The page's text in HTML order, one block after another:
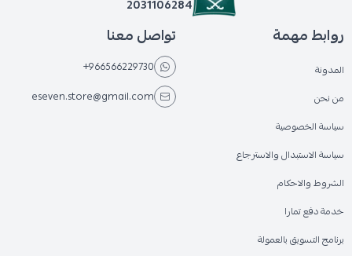
2031106284
روابط مهمة
المدونة
من نحن
سياسة الخصوصية
سياسة الاستبدال والاسترجاع
الشروط والاحكام
خدمة دفع تمارا
برنامج التسويق بالعمولة
تواصل معنا
+966566229730
eseven.store@gmail.com